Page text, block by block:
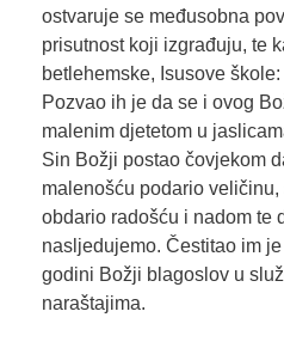
ostvaruje se međusobna
prisutnost koji izgrađuju, te
betlehemske, Isusove
Pozvao ih je da se i ovog
malenim djetetom u
Sin Božji postao čovjekom
malenošću podario
obdario radošću i nadom te
nasljedujemo. Čestitao im
godini Božji blagoslov u
naraštajima.